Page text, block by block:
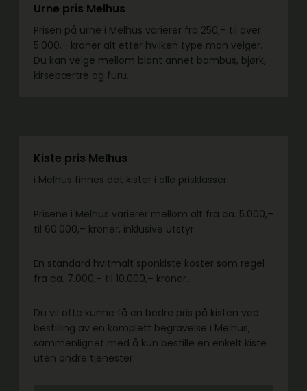
Urne pris Melhus
Prisen på urne i Melhus varierer fra 250,– til over
5.000,– kroner alt etter hvilken type man velger.
Du kan velge mellom blant annet bambus, bjørk,
kirsebærtre og furu.
Kiste pris Melhus
i Melhus finnes det kister i alle prisklasser.
Prisene i Melhus varierer mellom alt fra ca. 5.000,–
til 60.000,– kroner, inklusive utstyr.
En standard hvitmalt sponkiste koster som regel
fra ca. 7.000,– til 10.000,– kroner.
Du vil ofte kunne få en bedre pris på kisten ved
bestilling av en komplett begravelse i Melhus,
sammenlignet med å kun bestille en enkelt kiste
uten andre tjenester.